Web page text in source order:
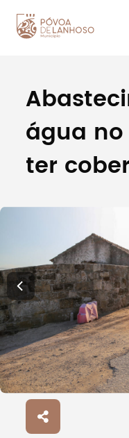
Procurar
Tipo de
Filtros
água
ter